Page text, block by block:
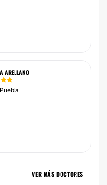
ARELLANO
VER MÁS DOCTORES